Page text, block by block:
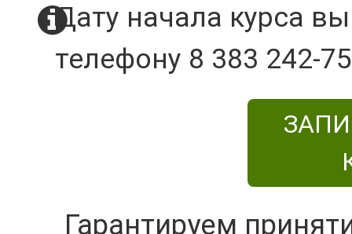
Дату начала курса
телефону 8 383 242-
Гарантируем